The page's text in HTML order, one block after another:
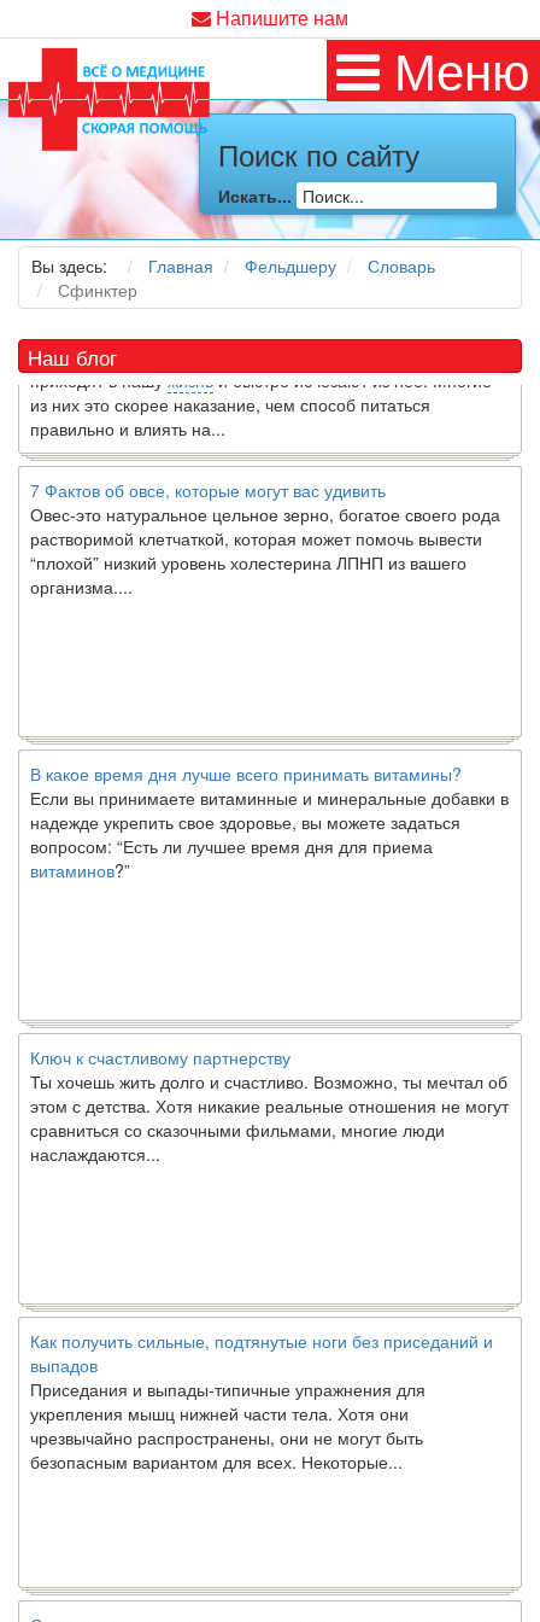
Напишите нам
Меню
Поиск по сайту
Искать...
Вы здесь: Главная Фельдшеру
Словарь
Сфинктер
Наш блог
Как я заболел во время локдауна?
Это странная ситуация: вы соблюдали все меры
предосторожности COVID-19 (вы почти все время дома),
но, тем не менее, вы каким-то образом простудились. Вы
можете задаться...
Какдиетолог, я вижу, что многие причудливые диеты
приходят в нашужизньи быстро исчезают из нее. Многие
из них это скорее наказание, чем способ питаться
правильно и влиять на...
7 Фактов об овсе, которые могут вас удивить
Овес-это натуральное цельное зерно, богатое своего рода
растворимой клетчаткой, которая может помочь вывести
“плохой” низкий уровень холестерина ЛПНП из вашего
организма....
В какое время дня лучше всего принимать витамины?
Если вы принимаете витаминные и минеральные добавки в
надежде укрепить свое здоровье, вы можете задаться
вопросом: “Есть ли лучшее время дня для приема
витаминов ?”
Ключ к счастливому партнерству
Ты хочешь жить долго и счастливо. Возможно, ты мечтал об
этом с детства. Хотя никакие реальные отношения не могут
сравниться со сказочными фильмами, многие люди
наслаждаются...
Как получить сильные, подтянутые ноги без приседаний и
выпадов
Приседания и выпады-типичные упражнения для
укрепления мышц нижней части тела. Хотя они
чрезвычайно распространены, они не могут быть
безопасным вариантом для всех. Некоторые...
Создана программа предсказывающая смерть человека с